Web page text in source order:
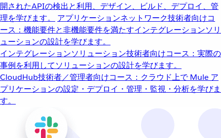
開されたAPIの検出と利用、デザイン、ビルド、デプロイ、管
理を学びます。
アプリケーションネットワーク技術者向けコ
ース：機能要件と非機能要件を満たすインテグレーションソリ
ューションの設計を学びます。
インテグレーションソリューション技術者向けコース：実際の
事例を利用してソリューションの設計を学びます。
CloudHub技術者／管理者向けコース：クラウド上で Mule ア
プリケーションの設定・デプロイ・管理・監視・分析を学びま
す。